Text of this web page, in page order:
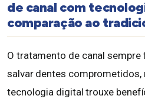
de canal com
comparação ao
O tratamento de canal
salvar dentes comprometidos,
tecnologia digital trouxe